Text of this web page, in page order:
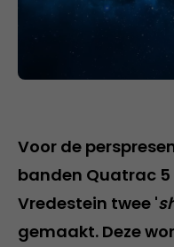
Voor de
banden Quatrac
Vredestein twee '
gemaakt. Deze